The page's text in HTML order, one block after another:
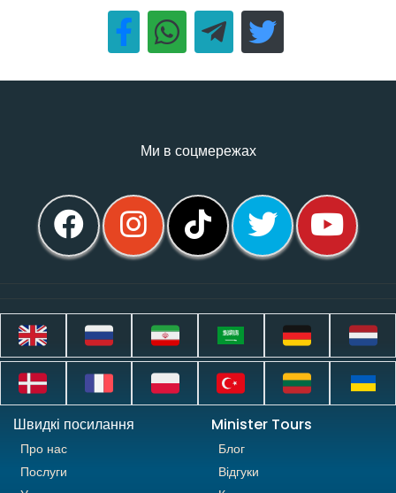
Ми в соцмережах
Швидкі посилання
Про нас
Послуги
Minister Tours
Блог
Відгуки